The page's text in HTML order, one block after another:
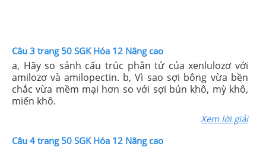
Câu 3 trang 50 SGK Hóa 12 Nâng cao
a, Hãy so sánh cấu trúc phân tử của xenlulozơ với
amilozơ và amilopectin. b, Vì sao sợi bông vừa bền
chắc vừa mềm mại hơn so với sợi bún khô, mỳ khô,
miến khô.
Xem lời giải
Câu 4 trang 50 SGK Hóa 12 Nâng cao